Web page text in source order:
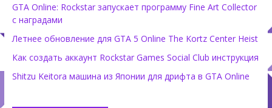
GTA Online: Rockstar запускает программу Fine Art Collector
с наградами
Летнее обновление для GTA 5 Online The Kortz Center Heist
Как создать аккаунт Rockstar Games Social Club инструкция
Shitzu Keitora машина из Японии для дрифта в GTA Online